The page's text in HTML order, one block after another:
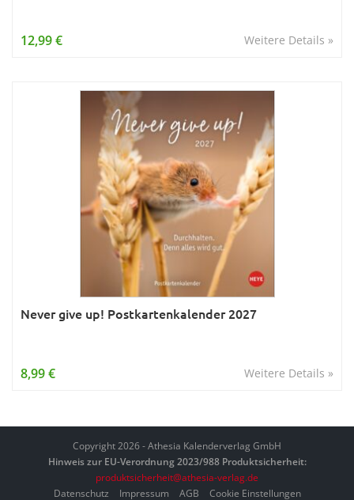
Weitere Details »
12,99 €
Never give up! Postkartenkalender 2027
Weitere Details »
8,99 €
Copyright 2026 - Athesia Kalenderverlag GmbH
Hinweis zur EU-Verordnung 2023/988 Produktsicherheit:
produktsicherheit@athesia-verlag.de
Datenschutz
Impressum AGB Cookie Einstellungen